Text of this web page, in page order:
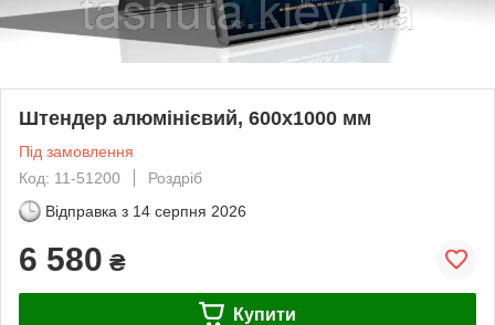
Штендер алюмінієвий, 600х1000 мм
Під замовлення
Код: 11-51200
Роздріб
Відправка з 14 серпня 2026
6 580 ₴
Купити